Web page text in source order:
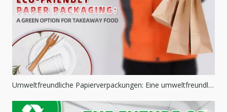
Umweltfreundliche Papierverpackungen: Eine umweltfreundliche Option für Essen zum Mitnehmen